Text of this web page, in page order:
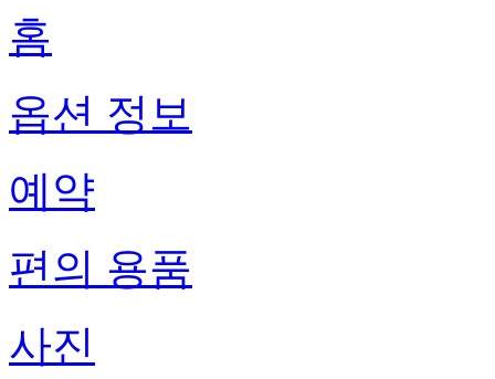
홈
옵션 정보
예약
편의 용품
사진